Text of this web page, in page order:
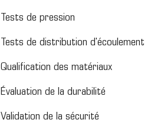
Tests de pression
Tests de distribution d'écoulement
Qualification des matériaux
Évaluation de la durabilité
Validation de la sécurité